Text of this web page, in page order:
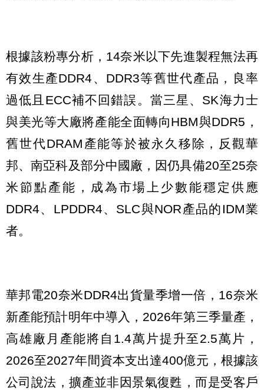
根據該粉專分析，14奈米以下先進製程無法再
有效生產DDR4、DDR3等舊世代產品，良率
過低且ECC補不回錯誤。當三星、SK海力士
與美光等大廠將產能全面轉向HBM與DDR5，
舊世代DRAM產能等於被永久移除，反觀華
邦、南亞科及部分中國廠，因仍具備20至25奈
米節點產能，成為市場上少數能穩定供應
DDR4、LPDDR4、SLC與NOR產品的IDM業
者。
華邦電20奈米DDR4出貨量季增一倍，16奈米
新產能預計明年中導入，2026年第三季量產，
高雄廠月產能將自1.4萬片提升至2.5萬片，
2026至2027年間資本支出達400億元，根據該
公司說法，擴產並非因景氣復甦，而是受客戶